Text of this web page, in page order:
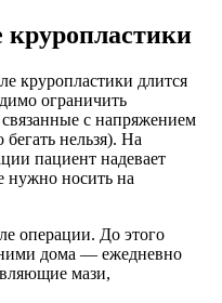
круропластики
круропластики длится
ограничить
с напряжением
нельзя). На
пациент надевает
нужно носить на
операции. До этого
дома — ежедневно
мази,